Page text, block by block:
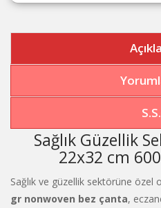
Sağlık Güzellik
22x32 cm
Sağlık ve güzellik sektörüne özel
gr nonwoven bez çanta,